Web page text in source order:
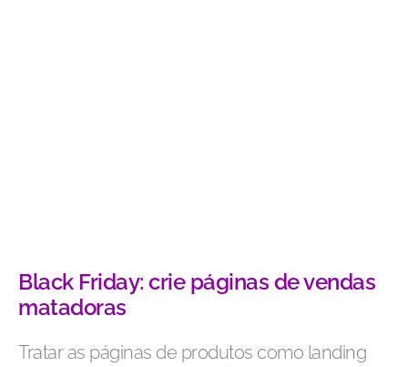
Black Friday: crie páginas de vendas
matadoras
Tratar as páginas de produtos como landing